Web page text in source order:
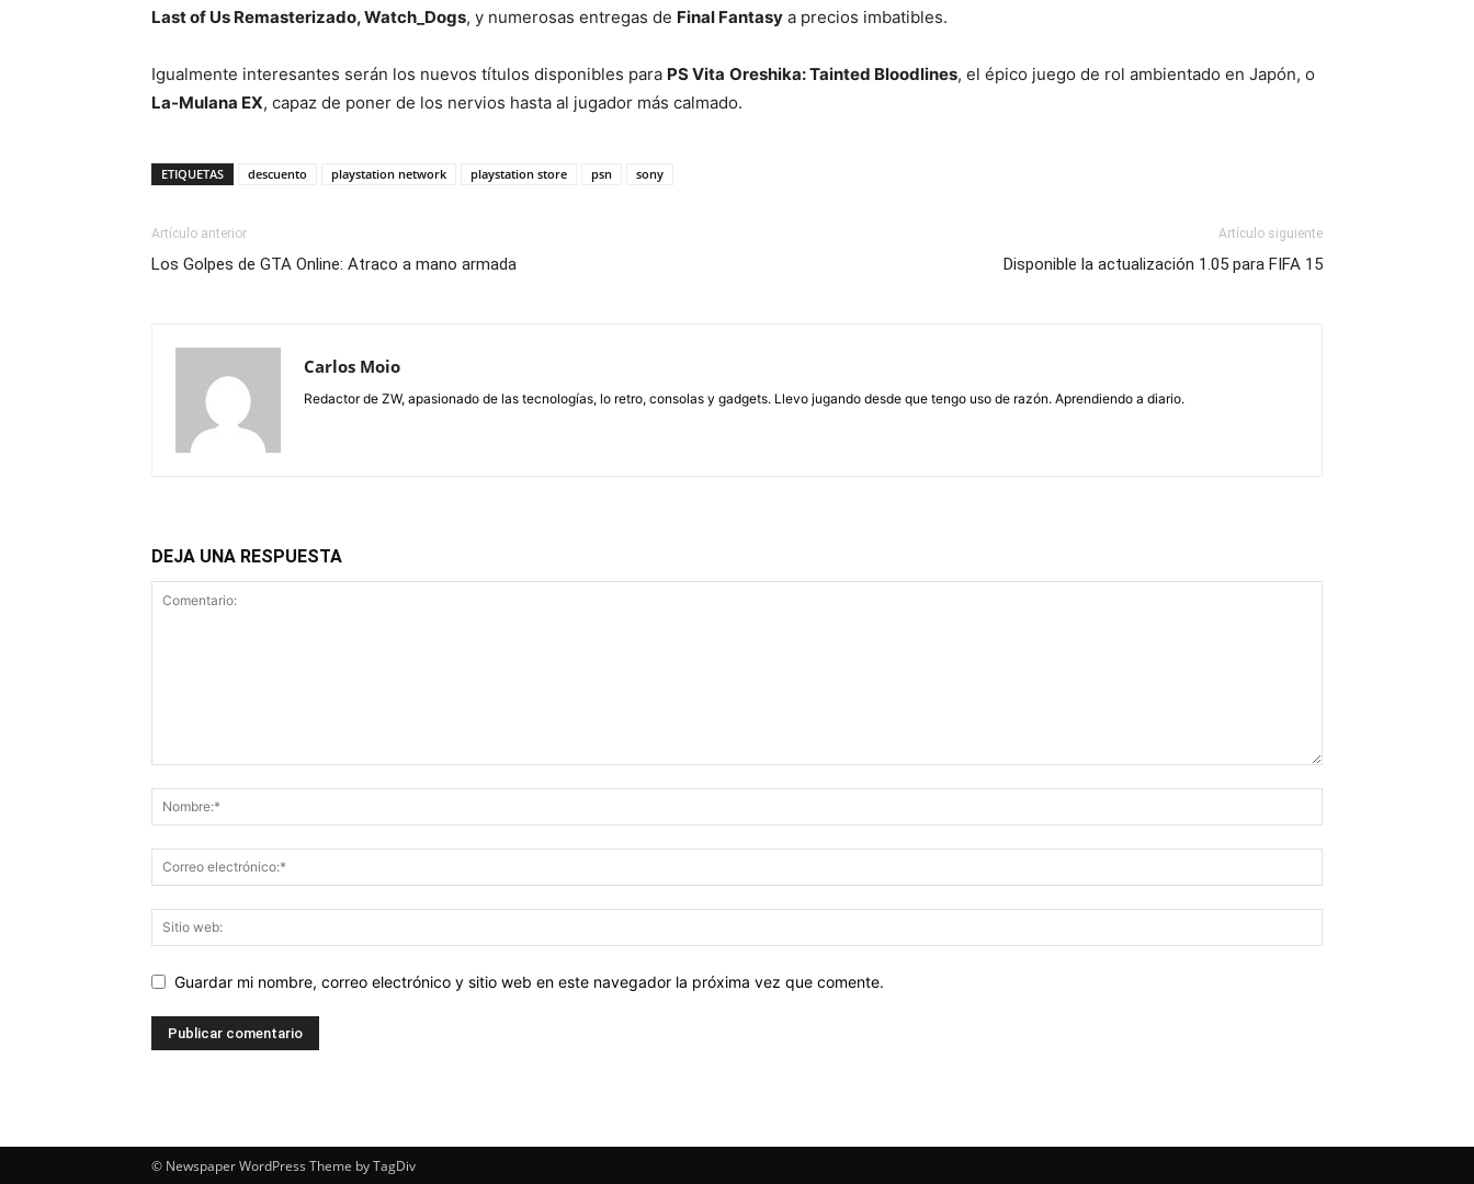
Last of Us Remasterizado, Watch_Dogs, y numerosas entregas de Final Fantasy a precios imbatibles.
Igualmente interesantes serán los nuevos títulos disponibles para PS Vita Oreshika: Tainted Bloodlines, el épico juego de rol ambientado en Japón, o
La-Mulana EX, capaz de poner de los nervios hasta al jugador más calmado.
ETIQUETAS descuento playstation network playstation store psn sony
Artículo anterior
Los Golpes de GTA Online: Atraco a mano armada
Artículo siguiente
Disponible la actualización 1.05 para FIFA 15
Carlos Moio
Redactor de ZW, apasionado de las tecnologías, lo retro, consolas y gadgets. Llevo jugando desde que tengo uso de razón. Aprendiendo a diario.
DEJA UNA RESPUESTA
Guardar mi nombre, correo electrónico y sitio web en este navegador la próxima vez que comente.
© Newspaper WordPress Theme by TagDiv